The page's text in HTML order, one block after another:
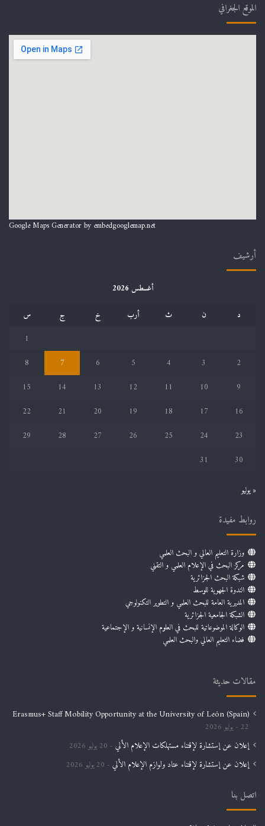
الموقع الجغرافي
Google Maps Generator by embedgooglemap.net
أرشيف
أغسطس 2026
د
ن ث أرب خ ج
س
1
2
3
4
5
6
7
8
9
10
11
12
13
14
15
16
17
18
19
20
21
22
23
24
25
26
27
28
29
30
31
« يوليو
روابط مفيدة
وزارة التعليم العالي و البحث العلمي
مركز البحث في الإعلام العلمي و التقني
شبكة البحث الجزائرية
الندوة الجهوية للوسط
المديرية العامة للبحث العلمي و التطوير التكنولوجي
الشبكة الجامعية الجزائرية
الوكالة الموضوعاتية للبحث في العلوم الإنسانية و الإجتماعية
فضاء التعليم العالي والبحث العلمي
مقالات حديثة
Erasmus+ Staff Mobility Opportunity at the University of León (Spain)
22 يوليو 2026
إعلان عن إستشارة لإقتناء مستهلكات الإعلام الألي 20 يوليو 2026
إعلان عن إستشارة لإقتناء عتاد ولوازم الإعلام الألي 20 يوليو 2026
اتصل بنا